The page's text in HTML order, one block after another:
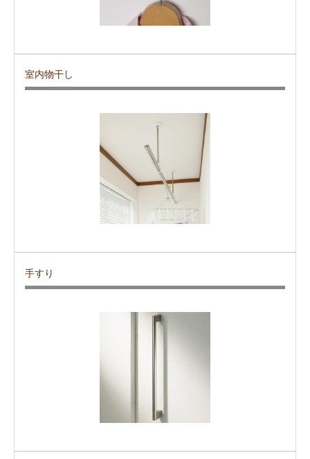
室内物干し
手すり